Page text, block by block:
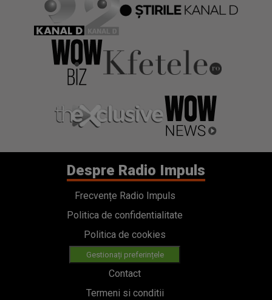
Despre Radio Impuls
Frecvențe Radio Impuls
Politica de confidentialitate
Politica de cookies
Gestionați preferințele
Contact
Termeni si conditii